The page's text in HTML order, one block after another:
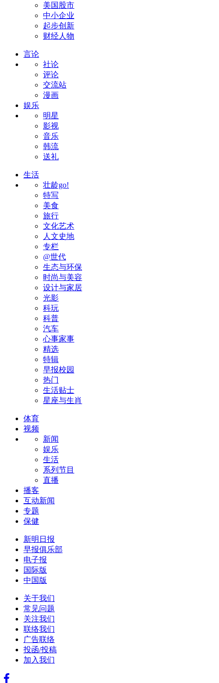
美国股市
中小企业
起步创新
财经人物
言论
社论
评论
交流站
漫画
娱乐
明星
影视
音乐
韩流
送礼
生活
壮龄go!
特写
美食
旅行
文化艺术
人文史地
专栏
@世代
生态与环保
时尚与美容
设计与家居
光影
科玩
科普
汽车
心事家事
精选
特辑
早报校园
热门
生活贴士
星座与生肖
体育
视频
新闻
娱乐
生活
系列节目
直播
播客
互动新闻
专题
保健
新明日报
早报俱乐部
电子报
国际版
中国版
关于我们
常见问题
关注我们
联络我们
广告联络
投函/投稿
加入我们